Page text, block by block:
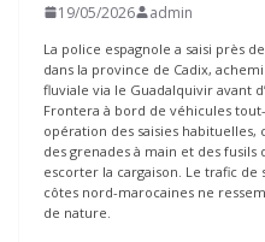
19/05/2026 admin
La police espagnole a saisi près
dans la province de Cadix,
fluviale via le Guadalquivir avant
Frontera à bord de véhicules
opération des saisies habituelles,
des grenades à main et des fusils
escorter la cargaison. Le trafic
côtes nord-marocaines ne
de nature.